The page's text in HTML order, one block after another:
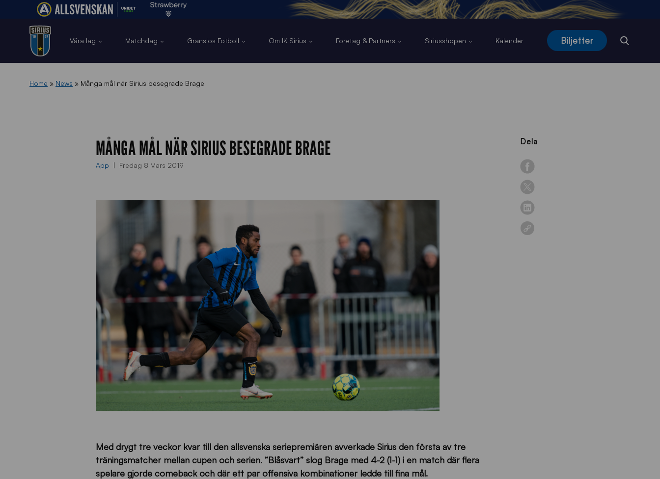
Våra lag Matchdag Gränslös Fotboll Om IK Sirius Företag & Partners Siriusshopen Kalender Biljetter
Home » News » Många mål när Sirius besegrade Brage
Dela
MÅNGA MÅL NÄR SIRIUS BESEGRADE BRAGE
App Fredag 8 Mars 2019
Med drygt tre veckor kvar till den allsvenska seriepremiären avverkade Sirius den första av tre
träningsmatcher mellan cupen och serien. ”Blåsvart” slog Brage med 4-2 (1-1) i en match där flera
spelare gjorde comeback och där ett par offensiva kombinationer ledde till fina mål.